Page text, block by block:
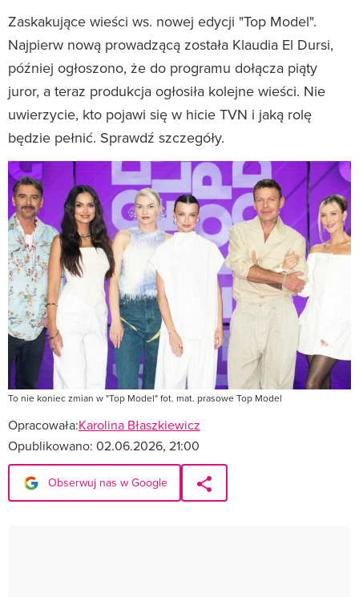
Zaskakujące wieści ws. nowej edycji "Top Model".
Najpierw nową prowadzącą została Klaudia El Dursi,
później ogłoszono, że do programu dołącza piąty
juror, a teraz produkcja ogłosiła kolejne wieści. Nie
uwierzycie, kto pojawi się w hicie TVN i jaką rolę
będzie pełnić. Sprawdź szczegóły.
To nie koniec zmian w "Top Model" fot. mat. prasowe Top Model
Opracowała:Karolina Błaszkiewicz
Opublikowano: 02.06.2026, 21:00
Obserwuj nas w Google